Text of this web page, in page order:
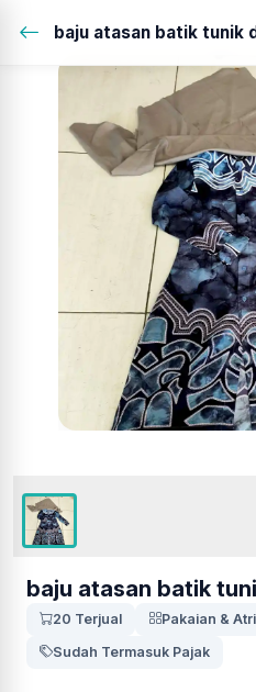
baju atasan batik tunik
baju atasan batik
20 Terjual
Pakaian &
Sudah Termasuk Pajak